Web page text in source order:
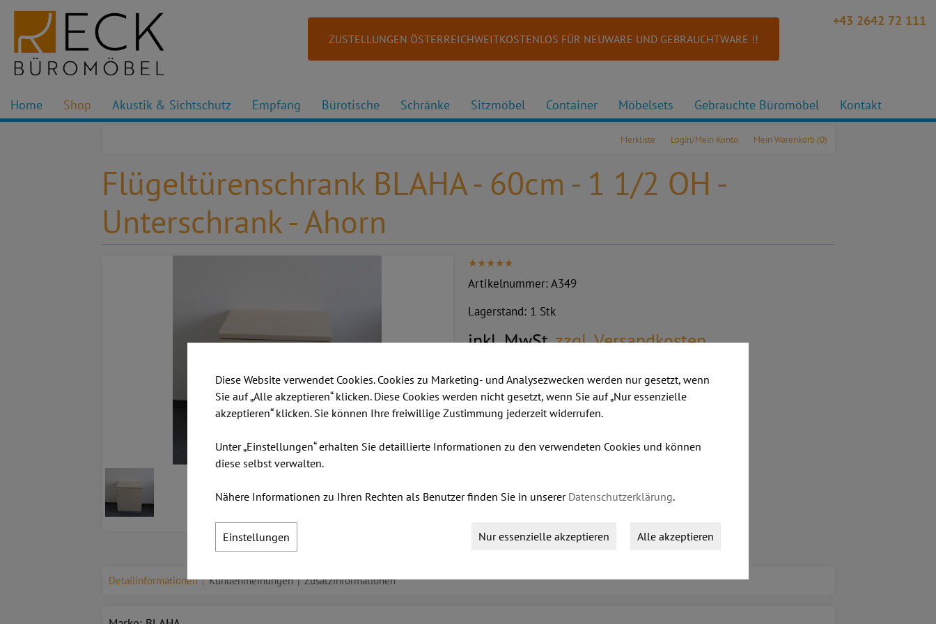
+43 2642 72 111
ZUSTELLUNGEN ÖSTERREICHWEITKOSTENLOS FÜR NEUWARE UND GEBRAUCHTWARE !!
Home Shop Akustik & Sichtschutz Empfang Bürotische Schränke Sitzmöbel Container Möbelsets Gebrauchte Büromöbel Kontakt
Mein Warenkorb (0)
Login/Mein Konto
Merkliste
Flügeltürenschrank BLAHA - 60cm - 1 1/2 OH -
Unterschrank - Ahorn
Artikelnummer:A349
Lagerstand: 1 Stk
inkl. MwSt.zzgl. Versandkosten
€ 75,00
Dieser Artikel ist lagernd.
Stk:
Detailinformationen Kundenmeinungen Zusatzinformationen
Diese Website verwendet Cookies. Cookies zu Marketing- und Analysezwecken werden nur gesetzt, wenn
Sie auf „Alle akzeptieren“ klicken. Diese Cookies werden nicht gesetzt, wenn Sie auf „Nur essenzielle
akzeptieren“ klicken. Sie können Ihre freiwillige Zustimmung jederzeit widerrufen.
Unter „Einstellungen“ erhalten Sie detaillierte Informationen zu den verwendeten Cookies und können
diese selbst verwalten.
Nähere Informationen zu Ihren Rechten als Benutzer finden Sie in unserer Datenschutzerklärung.
Alle akzeptieren
Nur essenzielle akzeptieren
Einstellungen